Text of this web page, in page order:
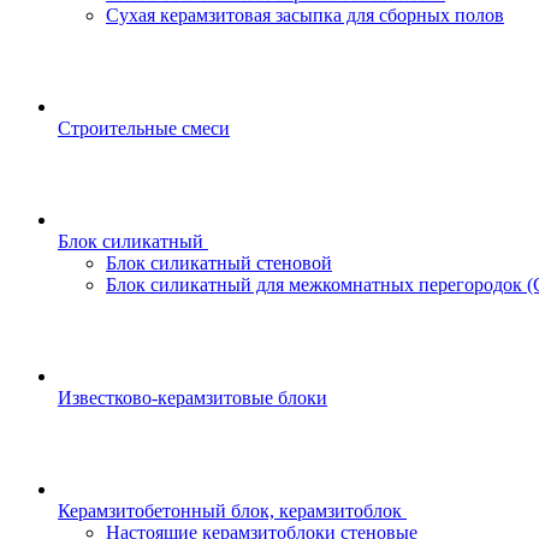
Сухая керамзитовая засыпка для сборных полов
Строительные смеси
Блок силикатный
Блок силикатный стеновой
Блок силикатный для межкомнатных перегородок
Известково-керамзитовые блоки
Керамзитобетонный блок, керамзитоблок
Настоящие керамзитоблоки стеновые